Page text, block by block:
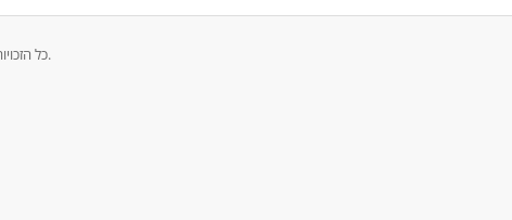
זכויות יוצרים © 2026 Criando Rádio כל הזכויות שמורות.